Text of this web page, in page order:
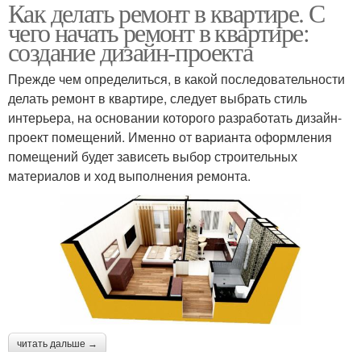
Как делать ремонт в квартире. С
чего начать ремонт в квартире:
создание дизайн-проекта
Прежде чем определиться, в какой последовательности
делать ремонт в квартире, следует выбрать стиль
интерьера, на основании которого разработать дизайн-
проект помещений. Именно от варианта оформления
помещений будет зависеть выбор строительных
материалов и ход выполнения ремонта.
читать дальше →